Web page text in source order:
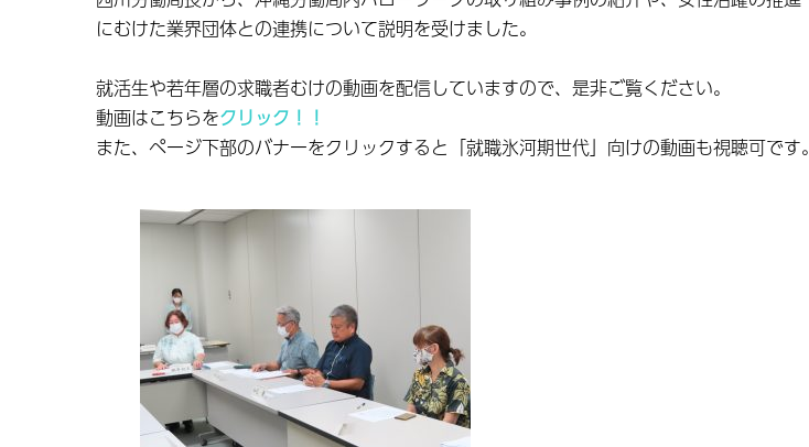
にむけた業界団体との連携について説明を受けました。
就活生や若年層の求職者むけの動画を配信していますので、是非ご覧ください。
動画はこちらをクリック！！
また、ページ下部のバナーをクリックすると「就職氷河期世代」向けの動画も視聴可です。